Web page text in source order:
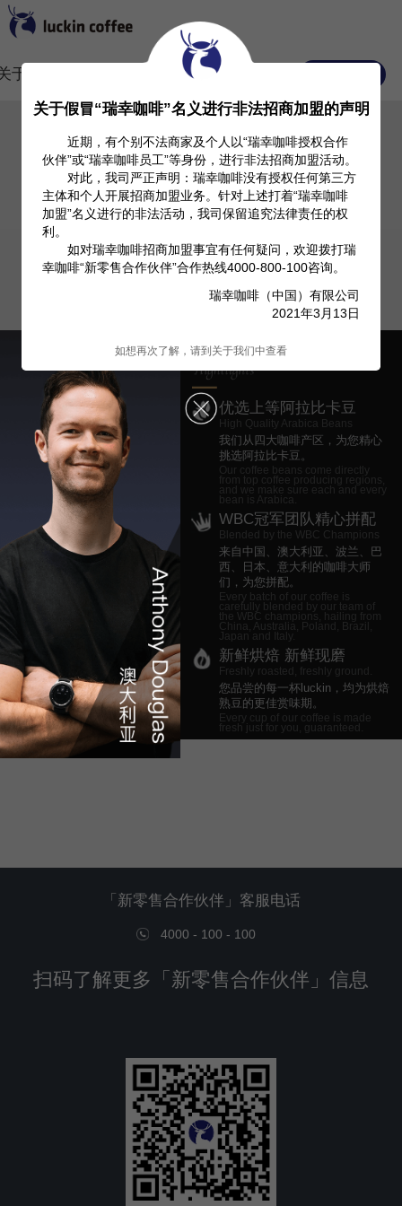
于我们 Investor Relation
优选上等阿拉比卡豆
High Quality Arabica Beans
我们从四大咖啡产区，为您精心
挑选阿拉比卡豆。
Our coffee beans come directly
from top coffee producing regions,
and we make sure each and every
bean is Arabica.
WBC冠军团队精心拼配
Blended by the WBC Champions
来自中国、澳大利亚、波兰、巴
西、日本、意大利的咖啡大师
们，为您拼配。
Every batch of our coffee is
carefully blended by our team of
the WBC champions, hailing from
China, Australia, Poland, Brazil,
Japan and Italy.
新鲜烘焙 新鲜现磨
Freshly roasted, freshly ground.
您品尝的每一杯luckin，均为烘焙
熟豆的更佳赏味期。
Every cup of our coffee is made
fresh just for you, guaranteed.
「新零售合作伙伴」客服电话
4000 - 100 - 100
扫码了解更多「新零售合作伙伴」信息
关于假冒“瑞幸咖啡”名义进行非法招商加盟的声明
近期，有个别不法商家及个人以“瑞幸咖啡授权合作
伙伴”或“瑞幸咖啡员工”等身份，进行非法招商加盟活动。
对此，我司严正声明：瑞幸咖啡没有授权任何第三方
主体和个人开展招商加盟业务。针对上述打着“瑞幸咖啡
加盟”名义进行的非法活动，我司保留追究法律责任的权
利。
如对瑞幸咖啡招商加盟事宜有任何疑问，欢迎拨打瑞
幸咖啡“新零售合作伙伴”合作热线4000-800-100咨询。
瑞幸咖啡（中国）有限公司
2021年3月13日
如想再次了解，请到关于我们中查看